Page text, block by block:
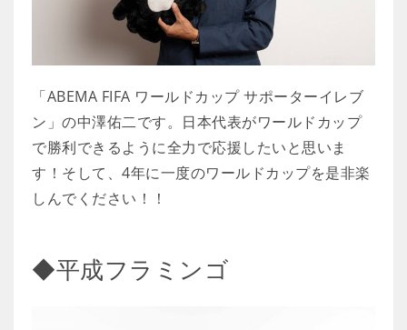
「ABEMA FIFA ワールドカップ サポーターイレブ
ン」の中澤佑二です。日本代表がワールドカップ
で勝利できるように全力で応援したいと思いま
す！そして、4年に一度のワールドカップを是非楽
しんでください！！
◆平成フラミンゴ